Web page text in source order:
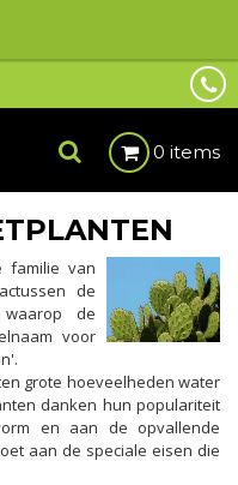
0 items
familie van
de
waarop de
voor
grote hoeveelheden water
danken hun populariteit
en aan de opvallende
aan de speciale eisen die